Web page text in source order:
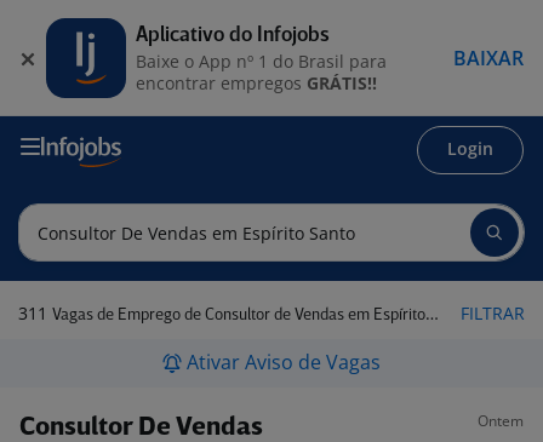
Login
311 Vagas de Emprego de Consultor de Vendas em Espírito Santo FILTRAR
Ativar Aviso de Vagas
Consultor De Vendas Ontem
Aplicativo do Infojobs
Baixe o App nº 1 do Brasil para
encontrar empregos GRÁTIS!!
BAIXAR